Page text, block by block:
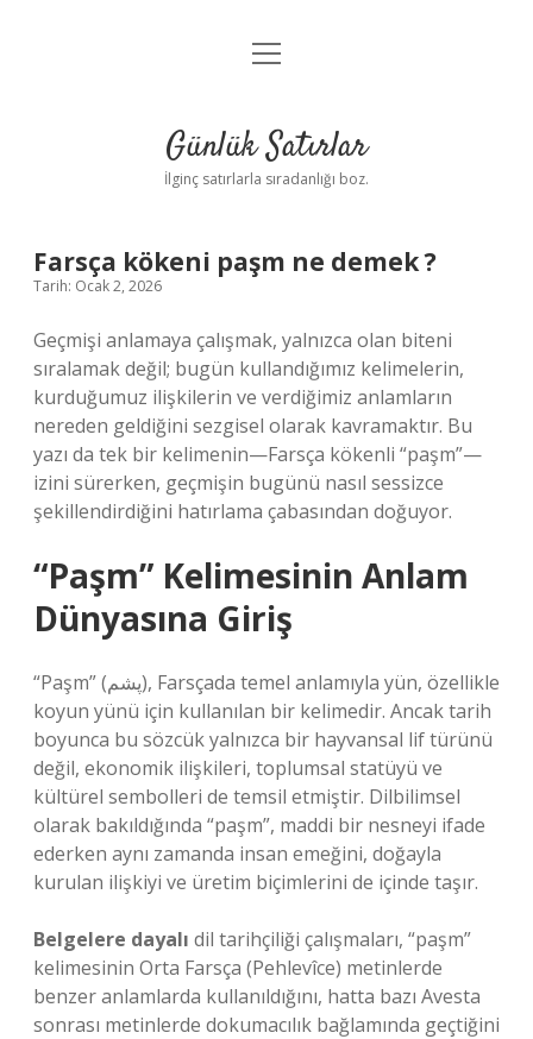
Anasayfa
Yasal Uyarı
menüyü
Günlük Satırlar
İlginç satırlarla sıradanlığı boz.
Farsça kökeni paşm ne demek ?
Tarih: Ocak 2, 2026
Geçmişi anlamaya çalışmak, yalnızca olan biteni
sıralamak değil; bugün kullandığımız kelimelerin,
kurduğumuz ilişkilerin ve verdiğimiz anlamların
nereden geldiğini sezgisel olarak kavramaktır. Bu
yazı da tek bir kelimenin—Farsça kökenli “paşm”—
izini sürerken, geçmişin bugünü nasıl sessizce
şekillendirdiğini hatırlama çabasından doğuyor.
“Paşm” Kelimesinin Anlam
Dünyasına Giriş
“Paşm” (پشم), Farsçada temel anlamıyla yün, özellikle
koyun yünü için kullanılan bir kelimedir. Ancak tarih
boyunca bu sözcük yalnızca bir hayvansal lif türünü
değil, ekonomik ilişkileri, toplumsal statüyü ve
kültürel sembolleri de temsil etmiştir. Dilbilimsel
olarak bakıldığında “paşm”, maddi bir nesneyi ifade
ederken aynı zamanda insan emeğini, doğayla
kurulan ilişkiyi ve üretim biçimlerini de içinde taşır.
Belgelere dayalı dil tarihçiliği çalışmaları, “paşm”
kelimesinin Orta Farsça (Pehlevîce) metinlerde
benzer anlamlarda kullanıldığını, hatta bazı Avesta
sonrası metinlerde dokumacılık bağlamında geçtiğini